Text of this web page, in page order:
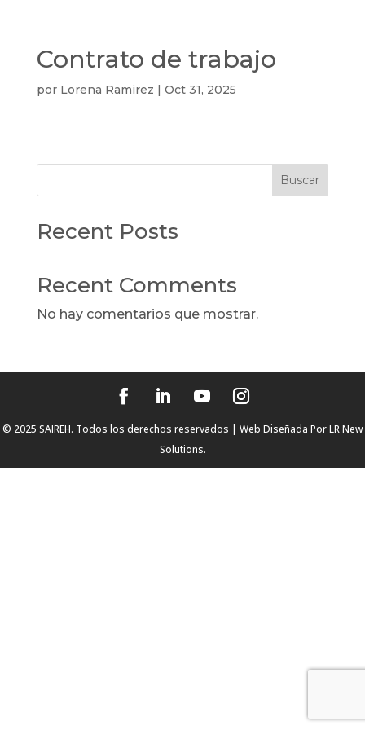
Contrato de trabajo
por Lorena Ramirez | Oct 31, 2025
Buscar
Recent Posts
Recent Comments
No hay comentarios que mostrar.
© 2025 SAIREH. Todos los derechos reservados | Web Diseñada PorLR New
Solutions.